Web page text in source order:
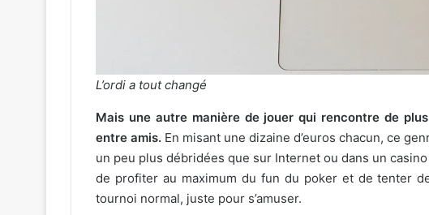
L’ordi a tout changé
Mais une autre manière de jouer qui rencontre de
entre amis. En misant une dizaine d’euros chacun, ce
un peu plus débridées que sur Internet ou dans un
de profiter au maximum du fun du poker et de tenter
tournoi normal, juste pour s’amuser.